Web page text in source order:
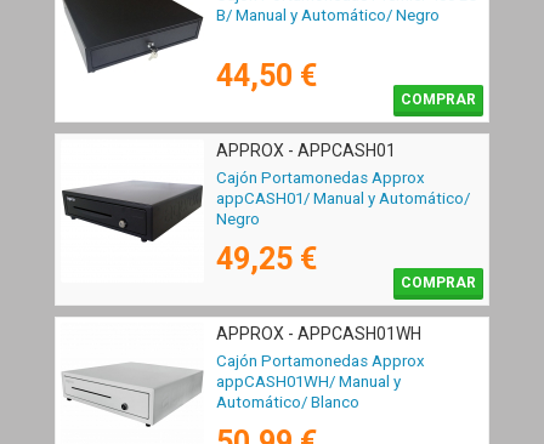
B/ Manual y Automático/ Negro
44,50 €
COMPRAR
APPROX - APPCASH01
Cajón Portamonedas Approx
appCASH01/ Manual y Automático/
Negro
49,25 €
COMPRAR
APPROX - APPCASH01WH
Cajón Portamonedas Approx
appCASH01WH/ Manual y
Automático/ Blanco